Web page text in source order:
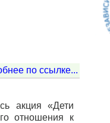
по ссылке...
акция «Дети
отношения к